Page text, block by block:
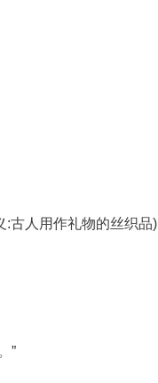
:古人用作礼物的丝织品)
”